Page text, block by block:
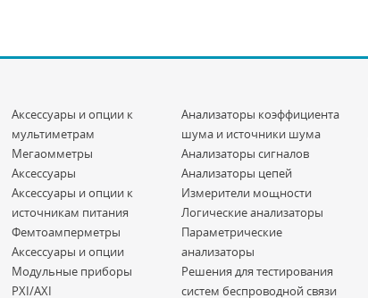
Аксессуары и опции к
мультиметрам
Мегаомметры
Аксессуары
Аксессуары и опции к
источникам питания
Фемтоамперметры
Аксессуары и опции
Модульные приборы
PXI/AXI
Анализаторы коэффициента
шума и источники шума
Анализаторы сигналов
Анализаторы цепей
Измерители мощности
Логические анализаторы
Параметрические
анализаторы
Решения для тестирования
систем беспроводной связи